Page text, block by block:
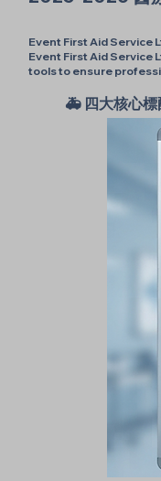
Event First Aid Service
Event First Aid Service
tools to ensure
🚑 四大核心